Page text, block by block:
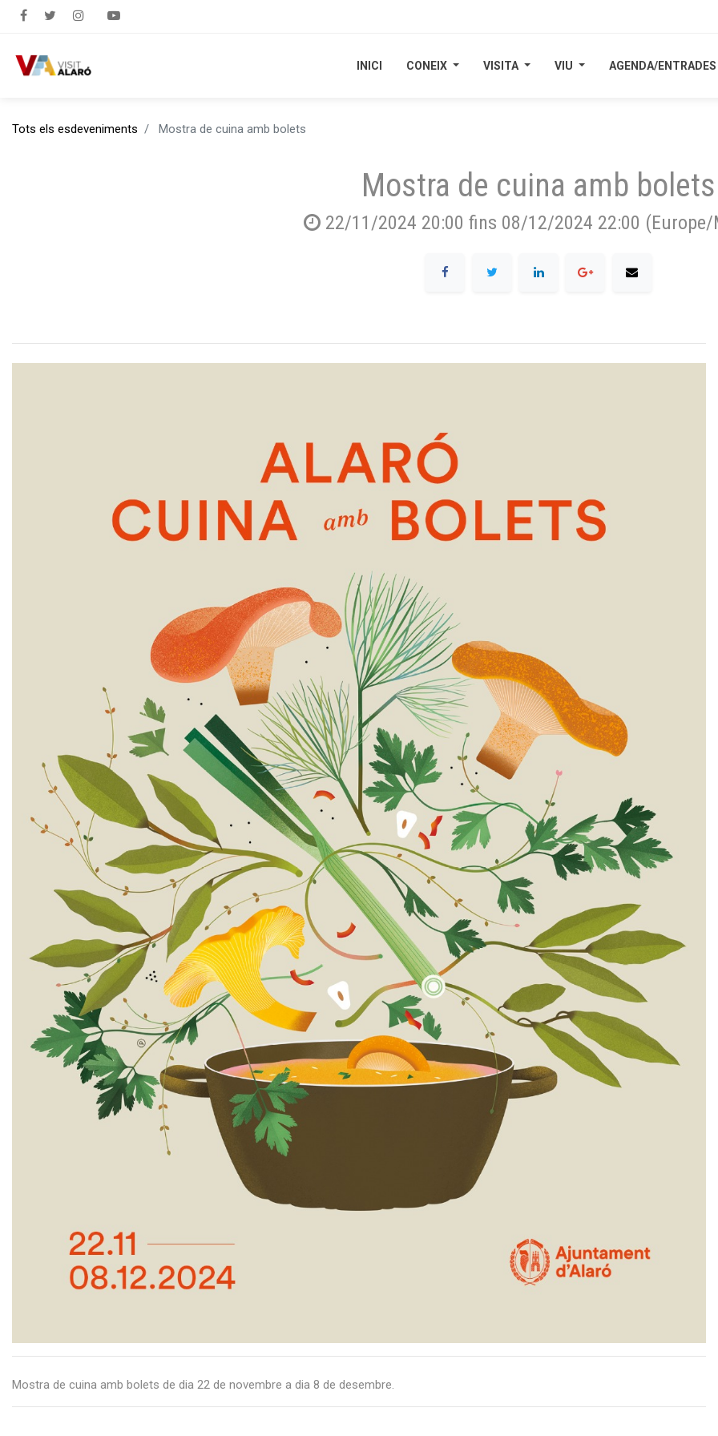
INICI CONEIX VISITA VIU AGENDA/ENTRADES
INICI CONEIX VISITA VIU AGENDA/ENTRADES
Tots els esdeveniments Mostra de cuina amb bolets
Mostra de cuina amb bolets
22/11/2024 20:00 fins 08/12/2024 22:00 (Europe/
Mostra de cuina amb bolets de dia 22 de novembre a dia 8 de desembre.